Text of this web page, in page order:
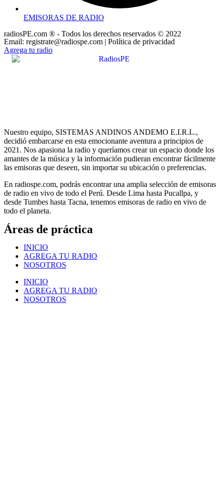
EMISORAS DE RADIO
radiosPE.com ® - Todos los derechos reservados © 2022
Email: registrate@radiospe.com | Política de privacidad
Agrega tu radio
Nuestro equipo, SISTEMAS ANDINOS ANDEMO E.I.R.L.,
decidió embarcarse en esta emocionante aventura a principios de
2021. Nos apasiona la radio y queríamos crear un espacio donde los
amantes de la música y la información pudieran encontrar fácilmente
las emisoras que deseen, sin importar su ubicación o preferencias.
En radiospe.com, podrás encontrar una amplia selección de emisoras
de radio en vivo de todo el Perú. Desde Lima hasta Pucallpa, y
desde Tumbes hasta Tacna, tenemos emisoras de radio en vivo de
todo el planeta.
Áreas de práctica
INICIO
AGREGA TU RADIO
NOSOTROS
INICIO
AGREGA TU RADIO
NOSOTROS